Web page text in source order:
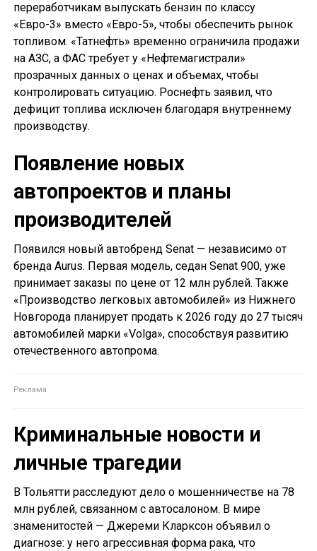
переработчикам выпускать бензин по классу
«Евро-3» вместо «Евро-5», чтобы обеспечить рынок
топливом. «Татнефть» временно ограничила продажи
на АЗС, а ФАС требует у «Нефтемагистрали»
прозрачных данных о ценах и объемах, чтобы
контролировать ситуацию. Роснефть заявил, что
дефицит топлива исключен благодаря внутреннему
производству.
Появление новых
автопроектов и планы
производителей
Появился новый автобренд Senat — независимо от
бренда Aurus. Первая модель, седан Senat 900, уже
принимает заказы по цене от 12 млн рублей. Также
«Производство легковых автомобилей» из Нижнего
Новгорода планирует продать к 2026 году до 27 тысяч
автомобилей марки «Volga», способствуя развитию
отечественного автопрома.
Криминальные новости и
личные трагедии
В Тольятти расследуют дело о мошенничестве на 78
млн рублей, связанном с автосалоном. В мире
знаменитостей — Джереми Кларксон объявил о
диагнозе: у него агрессивная форма рака, что